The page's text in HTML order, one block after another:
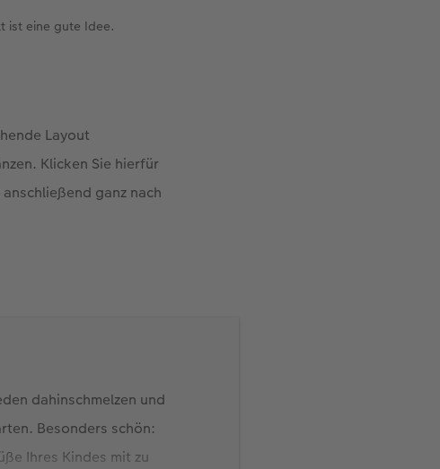
ist eine gute Idee.
Layout
Klicken Sie hierfür
ganz nach
dahinschmelzen und
Besonders schön:
Ihres Kindes mit zu